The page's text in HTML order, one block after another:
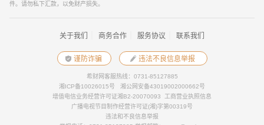
件。请勿私下汇款，以免财产损失。
关于我们 商务合作 服务协议 联系我们
谨防诈骗 违法不良信息举报
希财网客服热线：0731-85127885
湘ICP备10026015号
湘公网安备43019002000662号
增值电信业务经营许可证湘B2-20070093
工商营业执照信息
广播电视节目制作经营许可证(湘)字第00319号
违法和不良信息举报